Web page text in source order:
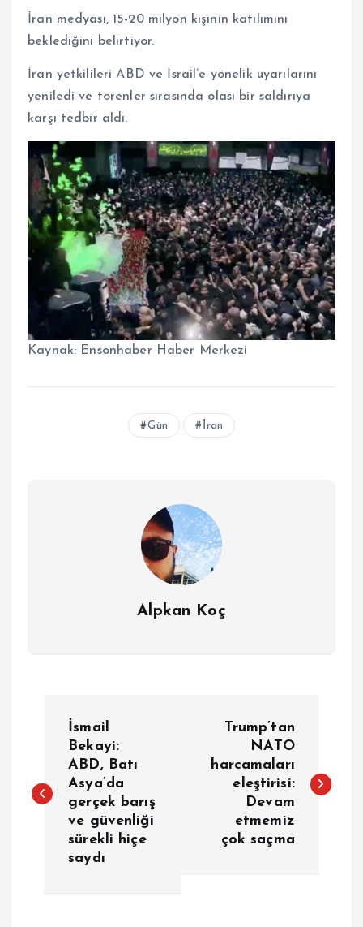
İran medyası, 15-20 milyon kişinin katılımını
beklediğini belirtiyor.
İran yetkilileri ABD ve İsrail’e yönelik uyarılarını
yeniledi ve törenler sırasında olası bir saldırıya
karşı tedbir aldı.
Kaynak: Ensonhaber Haber Merkezi
Gün İran
Alpkan Koç
z
İsmail
Bekayi:
ABD, Batı
Asya’da
gerçek barış
ve güvenliği
sürekli hiçe
saydı
Trump’tan
NATO
harcamaları
eleştirisi:
Devam
etmemiz
çok saçma